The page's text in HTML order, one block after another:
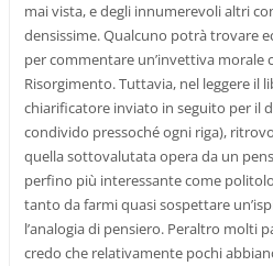
mai vista, e degli innumerevoli altri
densissime. Qualcuno potrà trovare
per commentare un’invettiva
Risorgimento. Tuttavia, nel leggere il
chiarificatore inviato in seguito per il
condivido pressoché ogni riga),
quella sottovalutata opera da un
perfino più interessante come
tanto da farmi quasi sospettare
l’analogia di pensiero. Peraltro molti
credo che relativamente pochi